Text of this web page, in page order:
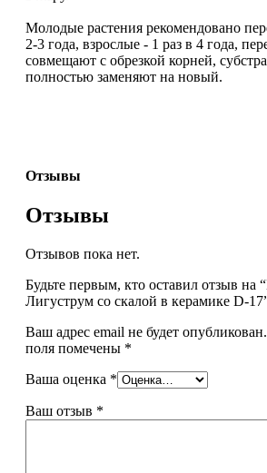
Молодые растения рекомендовано
2-3 года, взрослые - 1 раз в 4 года,
совмещают с обрезкой корней,
полностью заменяют на новый.
Отзывы
Отзывы
Отзывов пока нет.
Будьте первым, кто оставил отзыв на
Лигуструм со скалой в керамике D-
Ваш адрес email не будет опубликован.
поля помечены *
Ваша оценка *
Ваш отзыв *